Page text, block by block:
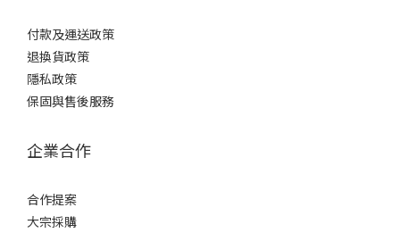
付款及運送政策
退換貨政策
隱私政策
保固與售後服務
企業合作
合作提案
大宗採購